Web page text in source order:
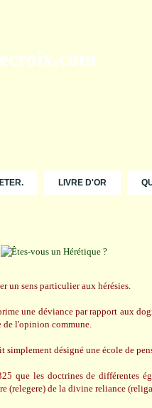
LIVRE D'OR
un sens particulier aux hérésies.
une déviance par rapport aux
de l'opinion commune.
simplement désigné une école de
que les doctrines de différentes
(relegere) de la divine reliance